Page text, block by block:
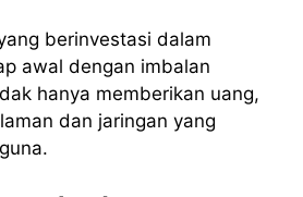
berinvestasi dalam
awal dengan imbalan
hanya memberikan uang,
dan jaringan yang